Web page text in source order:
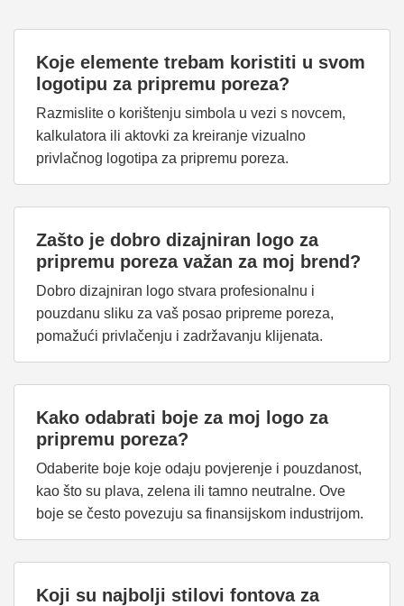
Koje elemente trebam koristiti u svom
logotipu za pripremu poreza?
Razmislite o korištenju simbola u vezi s novcem,
kalkulatora ili aktovki za kreiranje vizualno
privlačnog logotipa za pripremu poreza.
Zašto je dobro dizajniran logo za
pripremu poreza važan za moj brend?
Dobro dizajniran logo stvara profesionalnu i
pouzdanu sliku za vaš posao pripreme poreza,
pomažući privlačenju i zadržavanju klijenata.
Kako odabrati boje za moj logo za
pripremu poreza?
Odaberite boje koje odaju povjerenje i pouzdanost,
kao što su plava, zelena ili tamno neutralne. Ove
boje se često povezuju sa finansijskom industrijom.
Koji su najbolji stilovi fontova za